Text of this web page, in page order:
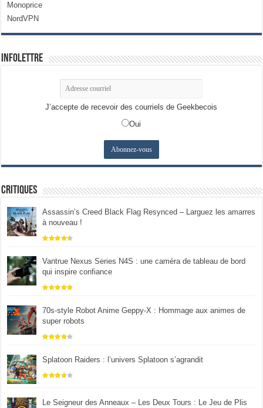
Monoprice
NordVPN
Infolettre
J’accepte de recevoir des courriels de Geekbecois
Oui
Critiques
Assassin’s Creed Black Flag Resynced – Larguez les amarres
à nouveau !
Vantrue Nexus Series N4S : une caméra de tableau de bord
qui inspire confiance
70s-style Robot Anime Geppy-X : Hommage aux animes de
super robots
Splatoon Raiders : l’univers Splatoon s’agrandit
Le Seigneur des Anneaux – Les Deux Tours : Le Jeu de Plis